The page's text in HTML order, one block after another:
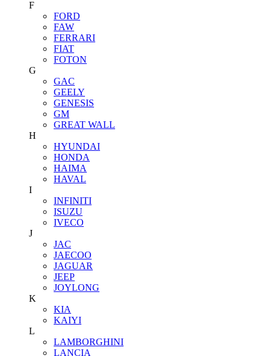
F
FORD
FAW
FERRARI
FIAT
FOTON
G
GAC
GEELY
GENESIS
GM
GREAT WALL
H
HYUNDAI
HONDA
HAIMA
HAVAL
I
INFINITI
ISUZU
IVECO
J
JAC
JAECOO
JAGUAR
JEEP
JOYLONG
K
KIA
KAIYI
L
LAMBORGHINI
LANCIA